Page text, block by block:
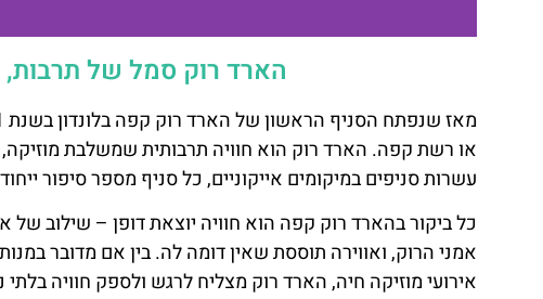
HARD ROCK
CAFE NY
להזמנת ארוחה בהארד רוק קפה ניו
יורק טיימס סקוור
הארד רוק סמל של תרבות,
או רשת קפה. הארד רוק הוא חוויה תרבותית שמשלבת מוזיקה,
עשרות סניפים במיקומים אייקוניים, כל סניף מספר סיפור
כל ביקור בהארד רוק קפה הוא חוויה יוצאת דופן – שילוב של
אמני הרוק, ואווירה תוססת שאין דומה לה. בין אם מדובר
אירועי מוזיקה חיה, הארד רוק מצליח לרגש ולספק חוויה